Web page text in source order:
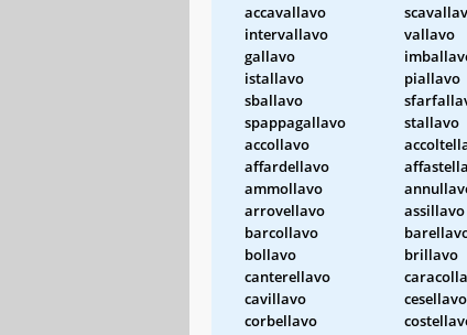
accavallavo
intervallavo
vallavo
gallavo
istallavo
piallavo
sballavo
spappagallavo
stallavo
accollavo
affardellavo
ammollavo
arrovellavo
assillavo
barcollavo
bollavo
brillavo
canterellavo
cavillavo
cesellavo
corbellavo